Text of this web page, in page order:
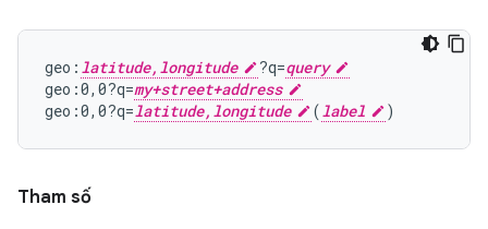
geo: latitude,longitude ?q=query
geo:0,0?q=my+street+address
geo:0,0?q=latitude,longitude (label
Tham số